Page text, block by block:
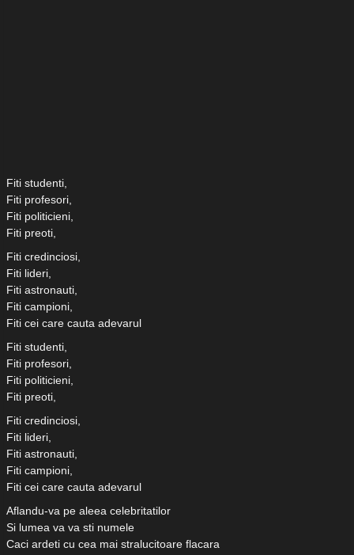
Fiti studenti,
Fiti profesori,
Fiti politicieni,
Fiti preoti,
Fiti credinciosi,
Fiti lideri,
Fiti astronauti,
Fiti campioni,
Fiti cei care cauta adevarul
Fiti studenti,
Fiti profesori,
Fiti politicieni,
Fiti preoti,
Fiti credinciosi,
Fiti lideri,
Fiti astronauti,
Fiti campioni,
Fiti cei care cauta adevarul
Aflandu-va pe aleea celebritatilor
Si lumea va va sti numele
Caci ardeti cu cea mai stralucitoare flacara